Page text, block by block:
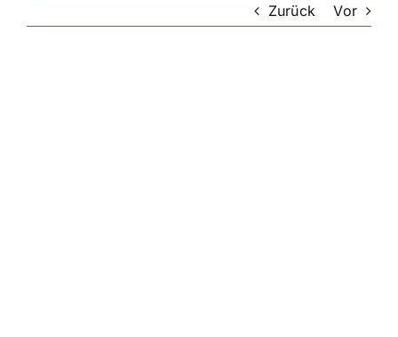
Zurück Vor